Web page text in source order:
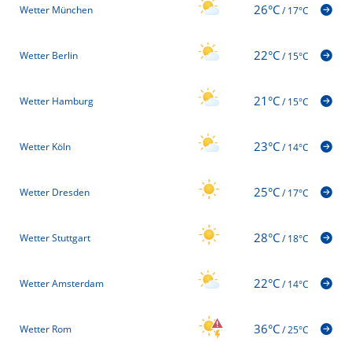
Wetter München 26°C/17°C
Wetter Berlin 22°C/15°C
Wetter Hamburg 21°C/15°C
Wetter Köln 23°C/14°C
Wetter Dresden 25°C/17°C
Wetter Stuttgart 28°C/18°C
Wetter Amsterdam 22°C/14°C
Wetter Rom 36°C/25°C